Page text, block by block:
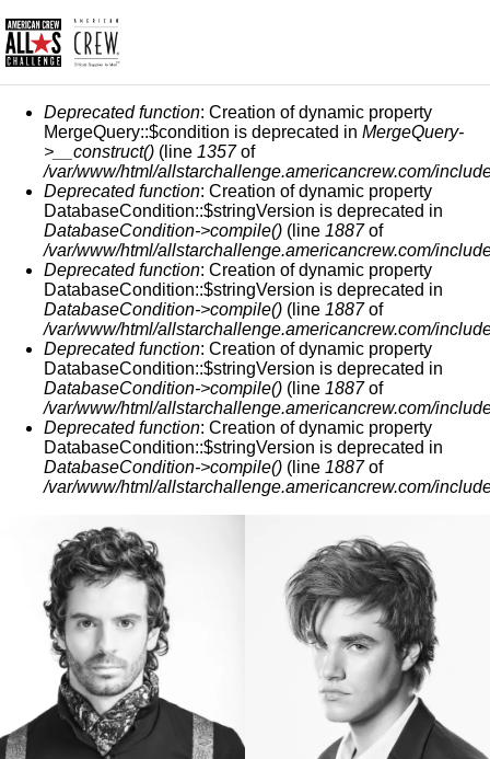
MESSAGE D'ERREUR
Deprecated function: Creation of dynamic property
MergeQuery::$condition is deprecated in MergeQuery-
>__construct() (line 1357of
/var/www/html/allstarchallenge.americancrew.com/
Deprecated function: Creation of dynamic property
DatabaseCondition::$stringVersion is deprecated in
DatabaseCondition->compile() (line 1887of
/var/www/html/allstarchallenge.americancrew.com/
Deprecated function: Creation of dynamic property
DatabaseCondition::$stringVersion is deprecated in
DatabaseCondition->compile() (line 1887of
/var/www/html/allstarchallenge.americancrew.com/
Deprecated function: Creation of dynamic property
DatabaseCondition::$stringVersion is deprecated in
DatabaseCondition->compile() (line 1887of
/var/www/html/allstarchallenge.americancrew.com/
Deprecated function: Creation of dynamic property
DatabaseCondition::$stringVersion is deprecated in
DatabaseCondition->compile() (line 1887of
/var/www/html/allstarchallenge.americancrew.com/